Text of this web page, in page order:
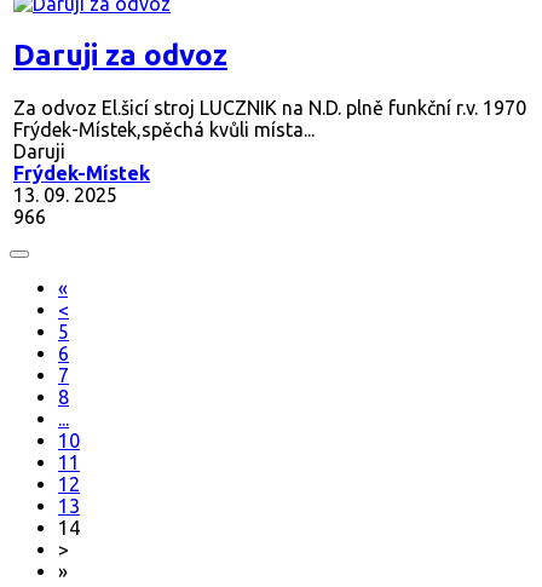
Daruji za odvoz
Za odvoz El.šicí stroj LUCZNIK na N.D. plně funkční r.v. 1970
Frýdek-Místek,spěchá kvůli místa...
Daruji
Frýdek-Místek
13. 09. 2025
966
«
<
5
6
7
8
...
10
11
12
13
14
>
»